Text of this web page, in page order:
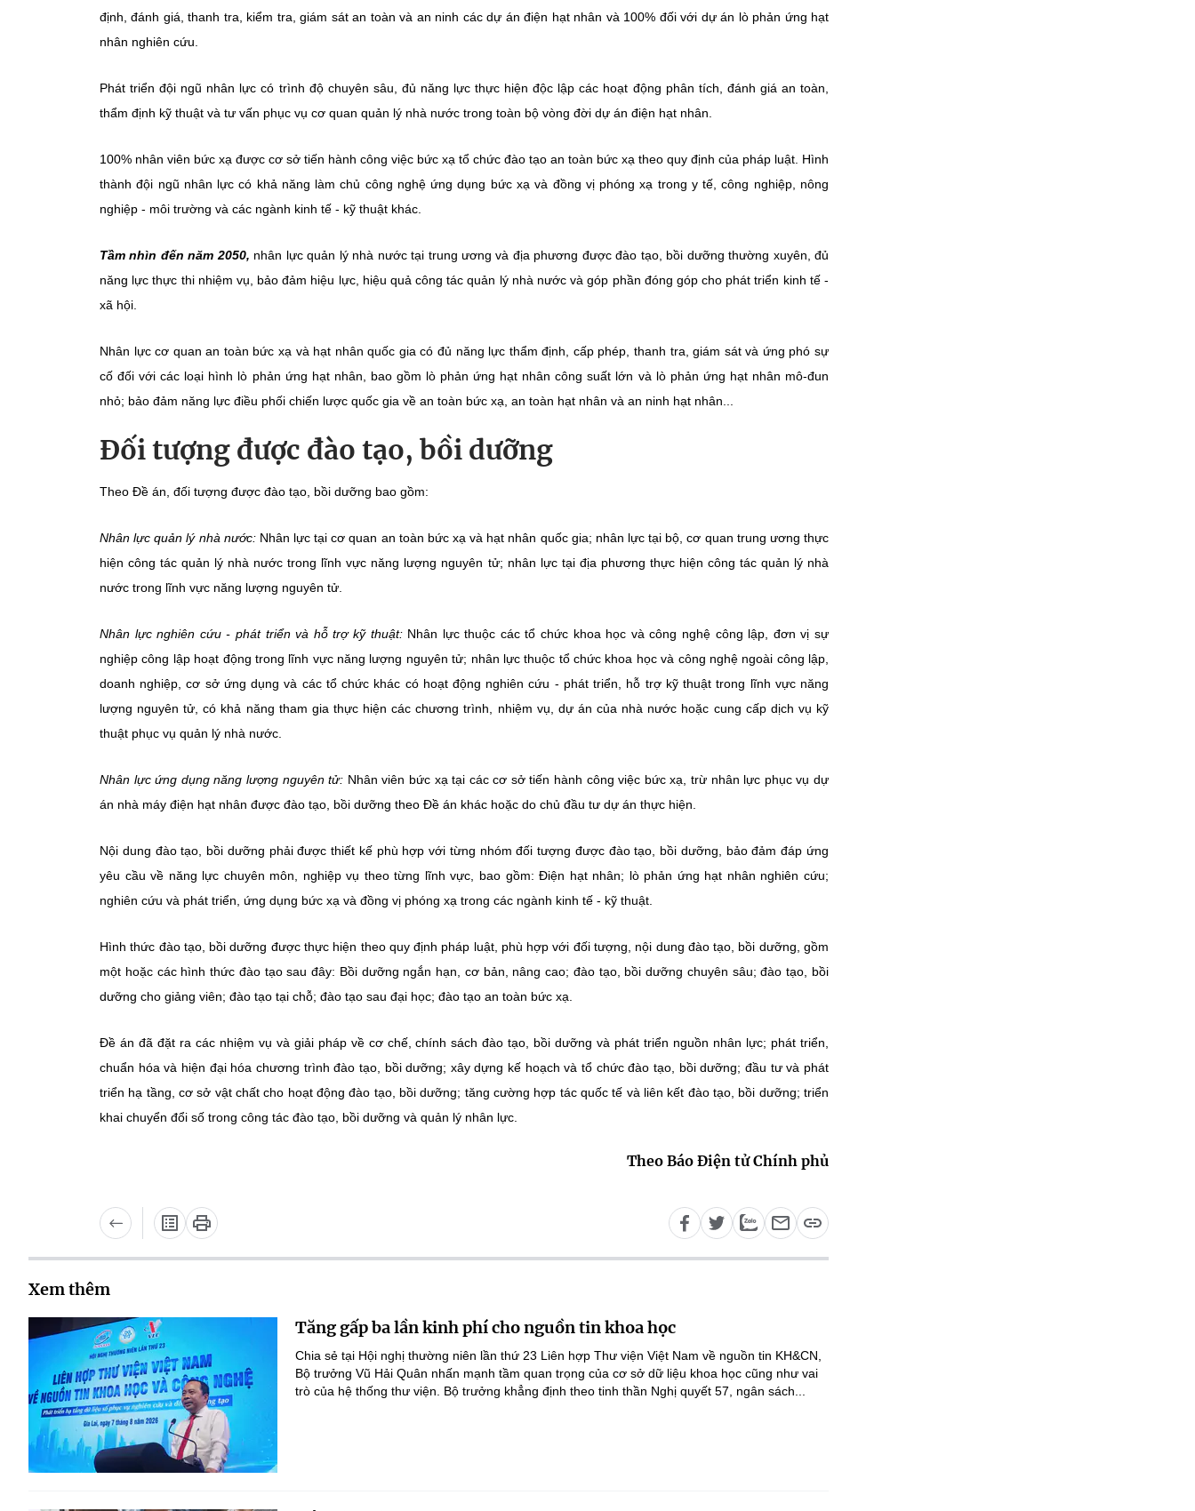
định, đánh giá, thanh tra, kiểm tra, giám sát an toàn và an ninh các dự án điện hạt nhân và 100% đối với dự án lò phản ứng hạt
nhân nghiên cứu.
Phát triển đội ngũ nhân lực có trình độ chuyên sâu, đủ năng lực thực hiện độc lập các hoạt động phân tích, đánh giá an toàn,
thẩm định kỹ thuật và tư vấn phục vụ cơ quan quản lý nhà nước trong toàn bộ vòng đời dự án điện hạt nhân.
100% nhân viên bức xạ được cơ sở tiến hành công việc bức xạ tổ chức đào tạo an toàn bức xạ theo quy định của pháp luật. Hình
thành đội ngũ nhân lực có khả năng làm chủ công nghệ ứng dụng bức xạ và đồng vị phóng xạ trong y tế, công nghiệp, nông
nghiệp - môi trường và các ngành kinh tế - kỹ thuật khác.
Tầm nhìn đến năm 2050, nhân lực quản lý nhà nước tại trung ương và địa phương được đào tạo, bồi dưỡng thường xuyên, đủ
năng lực thực thi nhiệm vụ, bảo đảm hiệu lực, hiệu quả công tác quản lý nhà nước và góp phần đóng góp cho phát triển kinh tế -
xã hội.
Nhân lực cơ quan an toàn bức xạ và hạt nhân quốc gia có đủ năng lực thẩm định, cấp phép, thanh tra, giám sát và ứng phó sự
cố đối với các loại hình lò phản ứng hạt nhân, bao gồm lò phản ứng hạt nhân công suất lớn và lò phản ứng hạt nhân mô-đun
nhỏ; bảo đảm năng lực điều phối chiến lược quốc gia về an toàn bức xạ, an toàn hạt nhân và an ninh hạt nhân...
Đối tượng được đào tạo, bồi dưỡng
Theo Đề án, đối tượng được đào tạo, bồi dưỡng bao gồm:
Nhân lực quản lý nhà nước: Nhân lực tại cơ quan an toàn bức xạ và hạt nhân quốc gia; nhân lực tại bộ, cơ quan trung ương thực
hiện công tác quản lý nhà nước trong lĩnh vực năng lượng nguyên tử; nhân lực tại địa phương thực hiện công tác quản lý nhà
nước trong lĩnh vực năng lượng nguyên tử.
Nhân lực nghiên cứu - phát triển và hỗ trợ kỹ thuật: Nhân lực thuộc các tổ chức khoa học và công nghệ công lập, đơn vị sự
nghiệp công lập hoạt động trong lĩnh vực năng lượng nguyên tử; nhân lực thuộc tổ chức khoa học và công nghệ ngoài công lập,
doanh nghiệp, cơ sở ứng dụng và các tổ chức khác có hoạt động nghiên cứu - phát triển, hỗ trợ kỹ thuật trong lĩnh vực năng
lượng nguyên tử, có khả năng tham gia thực hiện các chương trình, nhiệm vụ, dự án của nhà nước hoặc cung cấp dịch vụ kỹ
thuật phục vụ quản lý nhà nước.
Nhân lực ứng dụng năng lượng nguyên tử: Nhân viên bức xạ tại các cơ sở tiến hành công việc bức xạ, trừ nhân lực phục vụ dự
án nhà máy điện hạt nhân được đào tạo, bồi dưỡng theo Đề án khác hoặc do chủ đầu tư dự án thực hiện.
Nội dung đào tạo, bồi dưỡng phải được thiết kế phù hợp với từng nhóm đối tượng được đào tạo, bồi dưỡng, bảo đảm đáp ứng
yêu cầu về năng lực chuyên môn, nghiệp vụ theo từng lĩnh vực, bao gồm: Điện hạt nhân; lò phản ứng hạt nhân nghiên cứu;
nghiên cứu và phát triển, ứng dụng bức xạ và đồng vị phóng xạ trong các ngành kinh tế - kỹ thuật.
Hình thức đào tạo, bồi dưỡng được thực hiện theo quy định pháp luật, phù hợp với đối tượng, nội dung đào tạo, bồi dưỡng, gồm
một hoặc các hình thức đào tạo sau đây: Bồi dưỡng ngắn hạn, cơ bản, nâng cao; đào tạo, bồi dưỡng chuyên sâu; đào tạo, bồi
dưỡng cho giảng viên; đào tạo tại chỗ; đào tạo sau đại học; đào tạo an toàn bức xạ.
Đề án đã đặt ra các nhiệm vụ và giải pháp về cơ chế, chính sách đào tạo, bồi dưỡng và phát triển nguồn nhân lực; phát triển,
chuẩn hóa và hiện đại hóa chương trình đào tạo, bồi dưỡng; xây dựng kế hoạch và tổ chức đào tạo, bồi dưỡng; đầu tư và phát
triển hạ tầng, cơ sở vật chất cho hoạt động đào tạo, bồi dưỡng; tăng cường hợp tác quốc tế và liên kết đào tạo, bồi dưỡng; triển
khai chuyển đổi số trong công tác đào tạo, bồi dưỡng và quản lý nhân lực.
Theo Báo Điện tử Chính phủ
Xem thêm
Tăng gấp ba lần kinh phí cho nguồn tin khoa học
Chia sẻ tại Hội nghị thường niên lần thứ 23 Liên hợp Thư viện Việt Nam về nguồn tin KH&CN,
Bộ trưởng Vũ Hải Quân nhấn mạnh tầm quan trọng của cơ sở dữ liệu khoa học cũng như vai
trò của hệ thống thư viện. Bộ trưởng khẳng định theo tinh thần Nghị quyết 57, ngân sách...